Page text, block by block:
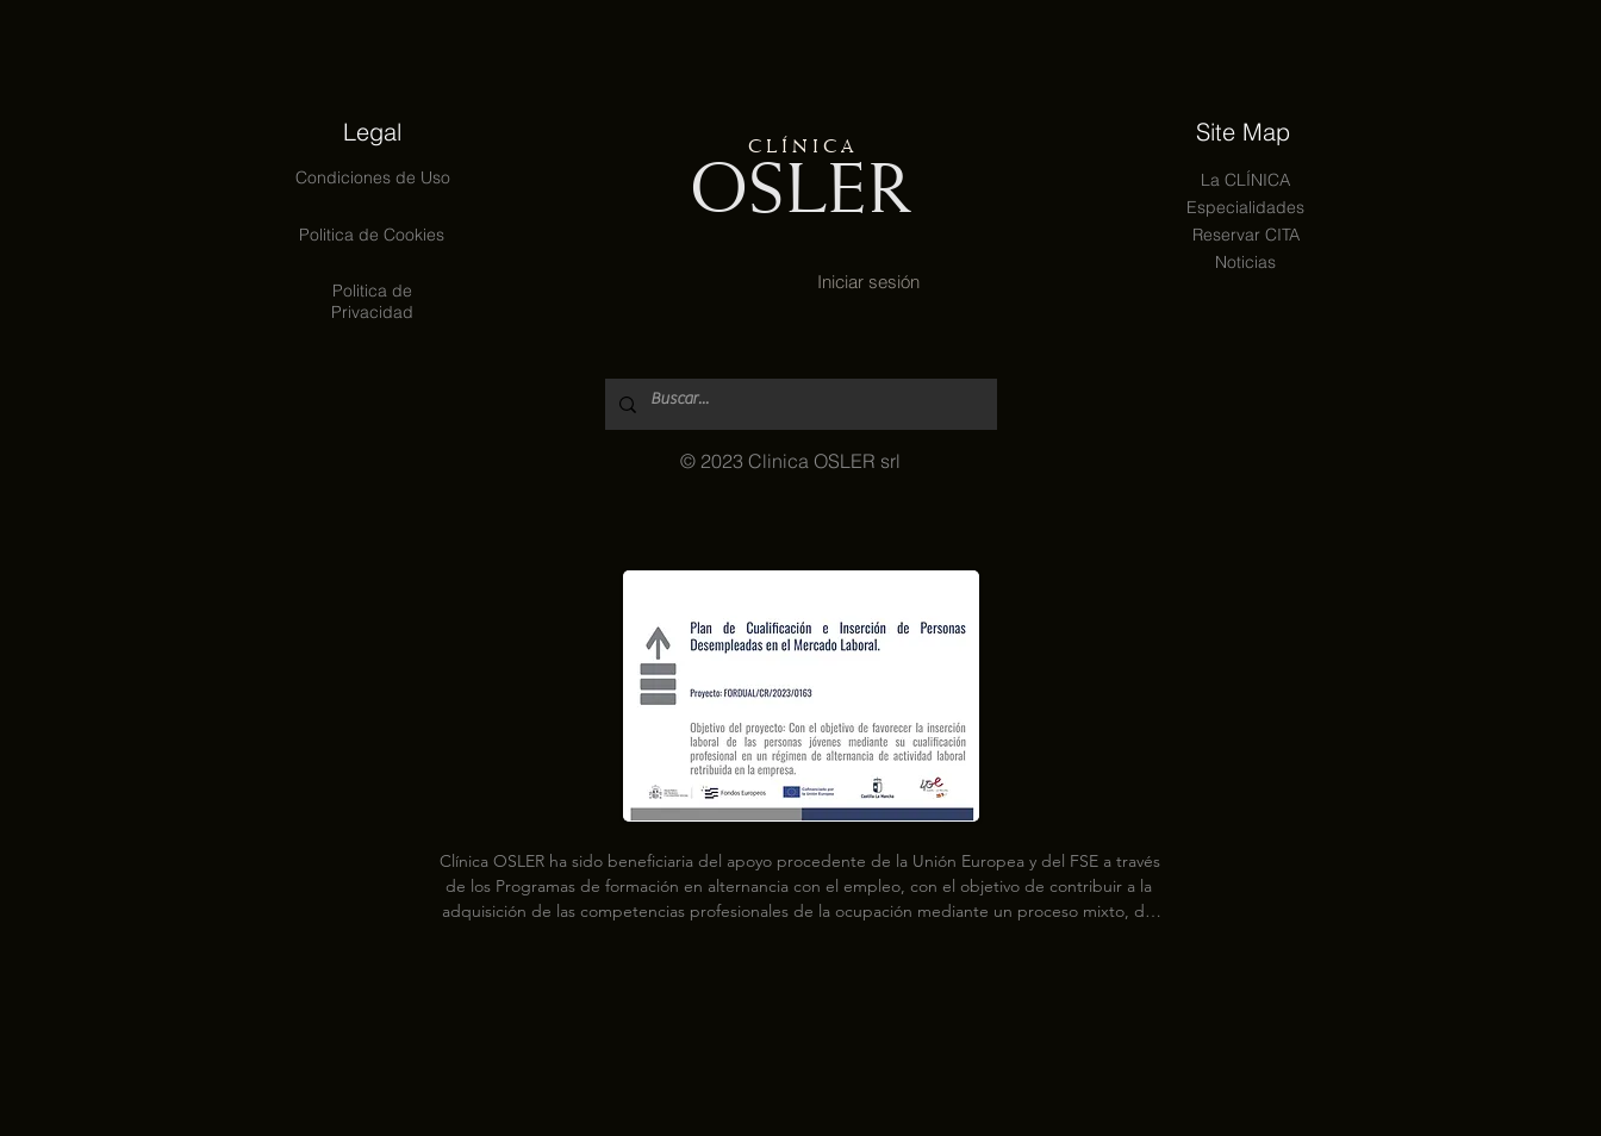
Legal
Condiciones de Uso
Politica de Cookies
Politica de
Privacidad
C L Í N I C A
OSLER
Iniciar sesión
Site Map
La CLÍNICA
Especialidades
Reservar CITA
Noticias
© 2023 Clinica OSLER srl
Clínica OSLER ha sido beneficiaria del apoyo procedente de la Unión Europea y del FSE a través
de los Programas de formación en alternancia con el empleo, con el objetivo de contribuir a la
adquisición de las competencias profesionales de la ocupación mediante un proceso mixto, de